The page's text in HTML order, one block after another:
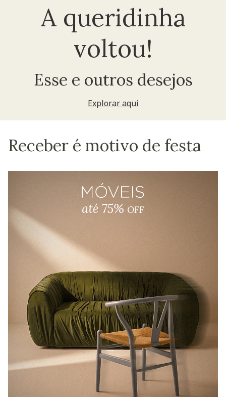
A queridinha
voltou!
Esse e outros desejos
Explorar aqui
Receber é motivo de festa